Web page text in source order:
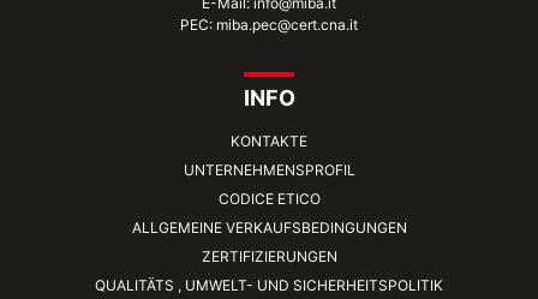
PEC: miba.pec@cert.cna.it
INFO
KONTAKTE
UNTERNEHMENSPROFIL
CODICE ETICO
ALLGEMEINE VERKAUFSBEDINGUNGEN
ZERTIFIZIERUNGEN
QUALITÄTS , UMWELT- UND SICHERHEITSPOLITIK